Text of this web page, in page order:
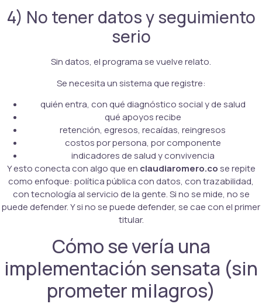
4) No tener datos y seguimiento
serio
Sin datos, el programa se vuelve relato.
Se necesita un sistema que registre:
quién entra, con qué diagnóstico social y de salud
qué apoyos recibe
retención, egresos, recaídas, reingresos
costos por persona, por componente
indicadores de salud y convivencia
Y esto conecta con algo que en claudiaromero.cose repite
como enfoque: política pública con datos, con trazabilidad,
con tecnología al servicio de la gente. Si no se mide, no se
puede defender. Y si no se puede defender, se cae con el primer
titular.
Cómo se vería una
implementación sensata (sin
prometer milagros)